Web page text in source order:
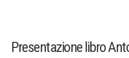
Presentazione libro